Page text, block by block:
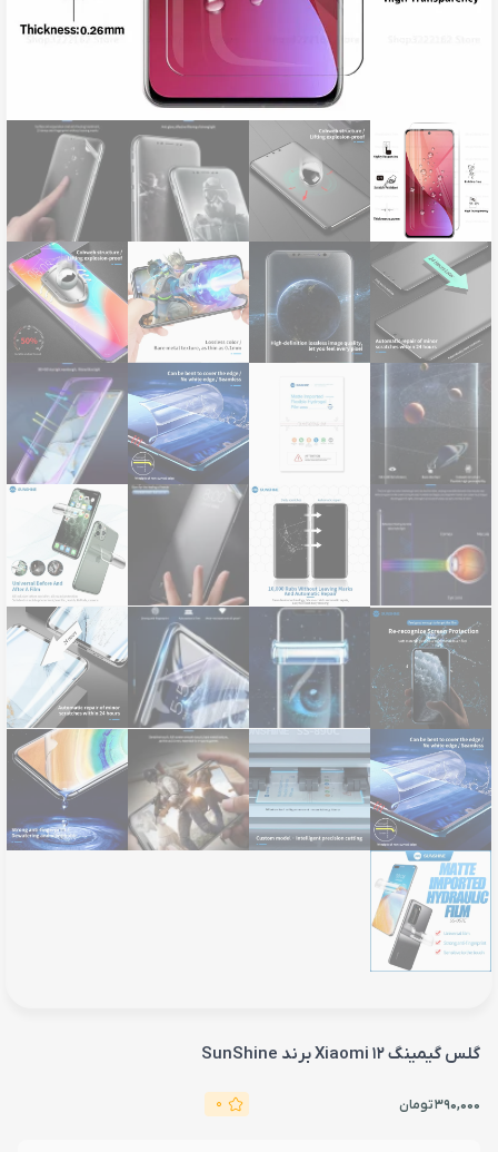
گلس گیمینگ Xiaomi 12 برند SunShine
390,000تومان 0